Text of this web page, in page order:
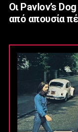
Οι Pavlov’s
από απουσία